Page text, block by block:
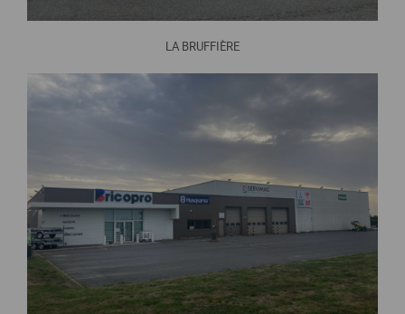
LA BRUFFIÈRE